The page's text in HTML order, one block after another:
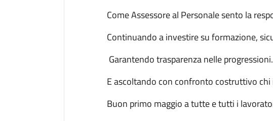
Come Assessore al Personale sento la
Continuando a investire su formazione,
Garantendo trasparenza nelle progressioni.
E ascoltando con confronto costruttivo
Buon primo maggio a tutte e tutti i